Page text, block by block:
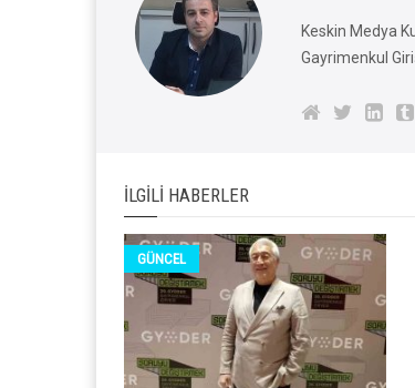
Keskin Medya
Gayrimenkul
İLGILI HABERLER
GÜNCEL